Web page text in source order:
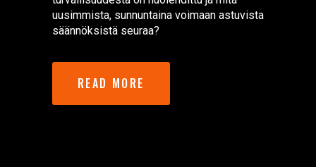
uusimmista, sunnuntaina voimaan astuvista
säännöksistä seuraa?
READ MORE